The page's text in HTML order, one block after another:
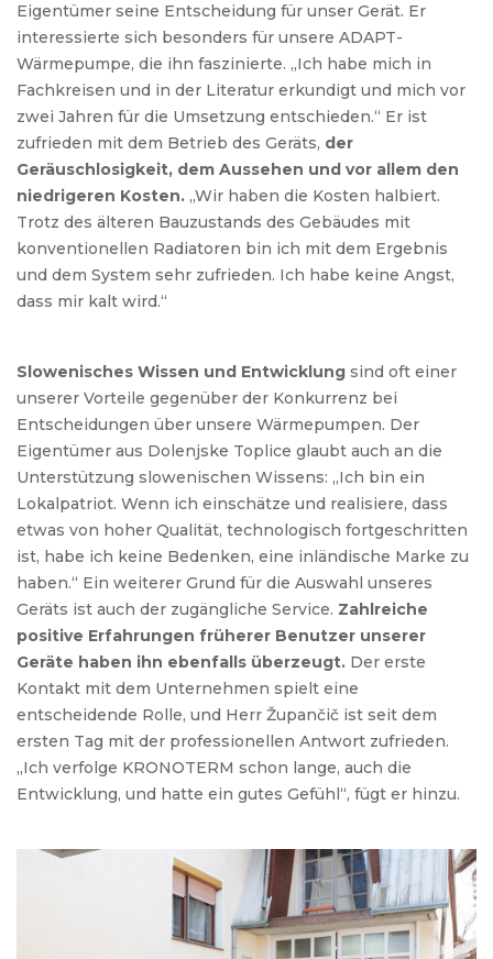
Eigentümer seine Entscheidung für unser Gerät. Er
interessierte sich besonders für unsere ADAPT-
Wärmepumpe, die ihn faszinierte. „Ich habe mich in
Fachkreisen und in der Literatur erkundigt und mich vor
zwei Jahren für die Umsetzung entschieden.“ Er ist
zufrieden mit dem Betrieb des Geräts, der
Geräuschlosigkeit, dem Aussehen und vor allem den
niedrigeren Kosten. „Wir haben die Kosten halbiert.
Trotz des älteren Bauzustands des Gebäudes mit
konventionellen Radiatoren bin ich mit dem Ergebnis
und dem System sehr zufrieden. Ich habe keine Angst,
dass mir kalt wird.“
Slowenisches Wissen und Entwicklung sind oft einer
unserer Vorteile gegenüber der Konkurrenz bei
Entscheidungen über unsere Wärmepumpen. Der
Eigentümer aus Dolenjske Toplice glaubt auch an die
Unterstützung slowenischen Wissens: „Ich bin ein
Lokalpatriot. Wenn ich einschätze und realisiere, dass
etwas von hoher Qualität, technologisch fortgeschritten
ist, habe ich keine Bedenken, eine inländische Marke zu
haben.“ Ein weiterer Grund für die Auswahl unseres
Geräts ist auch der zugängliche Service. Zahlreiche
positive Erfahrungen früherer Benutzer unserer
Geräte haben ihn ebenfalls überzeugt. Der erste
Kontakt mit dem Unternehmen spielt eine
entscheidende Rolle, und Herr Župančič ist seit dem
ersten Tag mit der professionellen Antwort zufrieden.
„Ich verfolge KRONOTERM schon lange, auch die
Entwicklung, und hatte ein gutes Gefühl“, fügt er hinzu.